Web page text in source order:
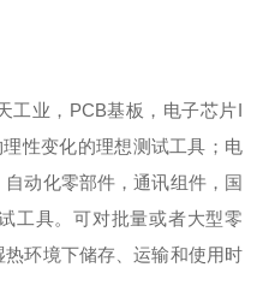
工业， PCB基板，电子芯片I
性变化的理想测试工具 ； 电
动化零部件，通讯组件，国
工具。可对批量或者大型零
环境下储存、运输和使用时